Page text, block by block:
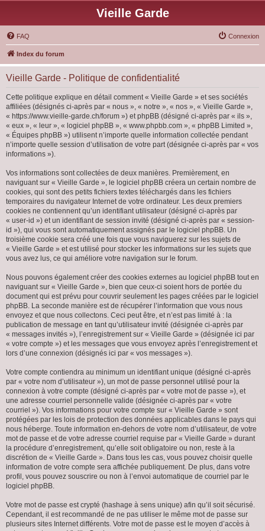
Vieille Garde
FAQ Connexion
Index du forum
Vieille Garde - Politique de confidentialité
Cette politique explique en détail comment « Vieille Garde » et ses sociétés
affiliées (désignés ci-après par « nous », « notre », « nos », « Vieille Garde »,
« https://www.vieille-garde.ch/forum ») et phpBB (désigné ci-après par « ils »,
« eux », « leur », « logiciel phpBB », « www.phpbb.com », « phpBB Limited »,
« Équipes phpBB ») utilisent n’importe quelle information collectée pendant
n’importe quelle session d’utilisation de votre part (désignée ci-après par « vos
informations »).
Vos informations sont collectées de deux manières. Premièrement, en
naviguant sur « Vieille Garde », le logiciel phpBB créera un certain nombre de
cookies, qui sont des petits fichiers textes téléchargés dans les fichiers
temporaires du navigateur Internet de votre ordinateur. Les deux premiers
cookies ne contiennent qu’un identifiant utilisateur (désigné ci-après par
« user-id ») et un identifiant de session invité (désigné ci-après par « session-
id »), qui vous sont automatiquement assignés par le logiciel phpBB. Un
troisième cookie sera créé une fois que vous naviguerez sur les sujets de
« Vieille Garde » et est utilisé pour stocker les informations sur les sujets que
vous avez lus, ce qui améliore votre navigation sur le forum.
Nous pouvons également créer des cookies externes au logiciel phpBB tout en
naviguant sur « Vieille Garde », bien que ceux-ci soient hors de portée du
document qui est prévu pour couvrir seulement les pages créées par le logiciel
phpBB. La seconde manière est de récupérer l’information que vous nous
envoyez et que nous collectons. Ceci peut être, et n’est pas limité à : la
publication de message en tant qu’utilisateur invité (désignée ci-après par
« messages invités »), l’enregistrement sur « Vieille Garde » (désignée ici par
« votre compte ») et les messages que vous envoyez après l’enregistrement et
lors d’une connexion (désignés ici par « vos messages »).
Votre compte contiendra au minimum un identifiant unique (désigné ci-après
par « votre nom d’utilisateur »), un mot de passe personnel utilisé pour la
connexion à votre compte (désigné ci-après par « votre mot de passe »), et
une adresse courriel personnelle valide (désignée ci-après par « votre
courriel »). Vos informations pour votre compte sur « Vieille Garde » sont
protégées par les lois de protection des données applicables dans le pays qui
nous héberge. Toute information en-dehors de votre nom d’utilisateur, de votre
mot de passe et de votre adresse courriel requise par « Vieille Garde » durant
la procédure d’enregistrement, qu’elle soit obligatoire ou non, reste à la
discrétion de « Vieille Garde ». Dans tous les cas, vous pouvez choisir quelle
information de votre compte sera affichée publiquement. De plus, dans votre
profil, vous pouvez souscrire ou non à l’envoi automatique de courriel par le
logiciel phpBB.
Votre mot de passe est crypté (hashage à sens unique) afin qu’il soit sécurisé.
Cependant, il est recommandé de ne pas utiliser le même mot de passe sur
plusieurs sites Internet différents. Votre mot de passe est le moyen d’accès à